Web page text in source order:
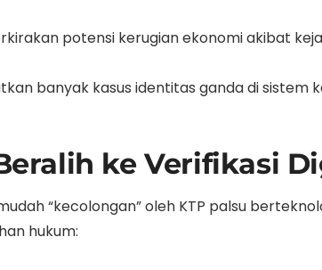
potensi kerugian ekonomi akibat
banyak kasus identitas ganda di
ke Verifikasi
“kecolongan” oleh KTP palsu
hukum: